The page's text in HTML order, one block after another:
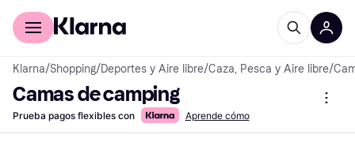
Comprar con Klarna
Klarna/Shopping/Deportes y Aire libre/Caza, Pesca y Aire libre/
Camas de camping
Prueba pagos flexibles con Aprende cómo